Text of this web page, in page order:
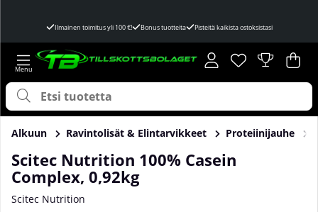
Ilmainen toimitus yli 100 €! Bonus tuotteita Pisteitä kaikista ostoksistasi
Toivelista
Lukumäärä
. .
Alkuun Ravintolisät & Elintarvikkeet Proteiinijauhe
Scitec Nutrition 100% Casein
Complex, 0,92kg
Scitec Nutrition